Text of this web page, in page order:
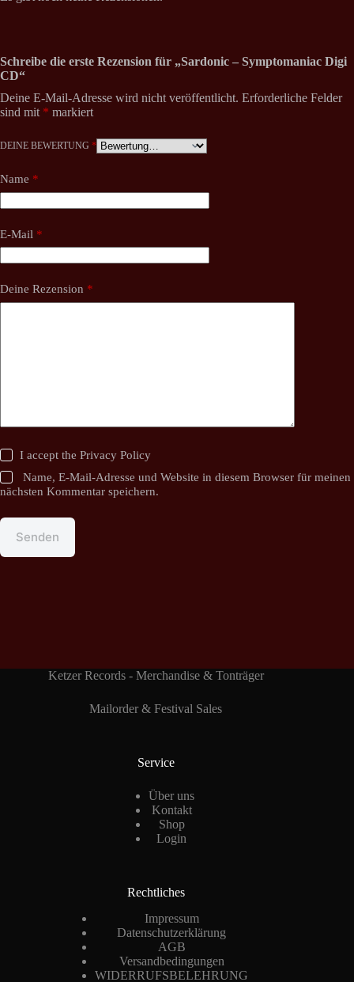
Schreibe die erste Rezension für „Sardonic – Symptomaniac Digi
CD“
Deine E-Mail-Adresse wird nicht veröffentlicht. Erforderliche Felder
sind mit * markiert
DEINE BEWERTUNG *
Name *
E-Mail *
Deine Rezension *
I accept thePrivacy Policy
Name, E-Mail-Adresse und Website in diesem Browser für meinen
nächsten Kommentar speichern.
Senden
Ketzer Records - Merchandise & Tonträger
Mailorder & Festival Sales
Service
Über uns
Kontakt
Shop
Login
Rechtliches
Impressum
Datenschutzerklärung
AGB
Versandbedingungen
WIDERRUFSBELEHRUNG